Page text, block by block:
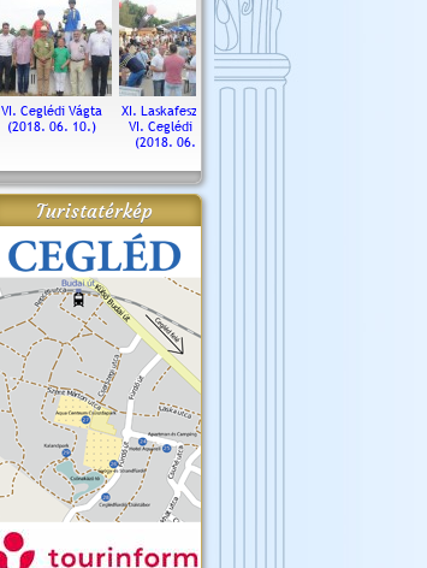
VI. Ceglédi Vágta
(2018. 06. 10.)
XI. Laskafesztivál és
VI. Ceglédi Vágta
(2018. 06. 10.)
Turistatérkép